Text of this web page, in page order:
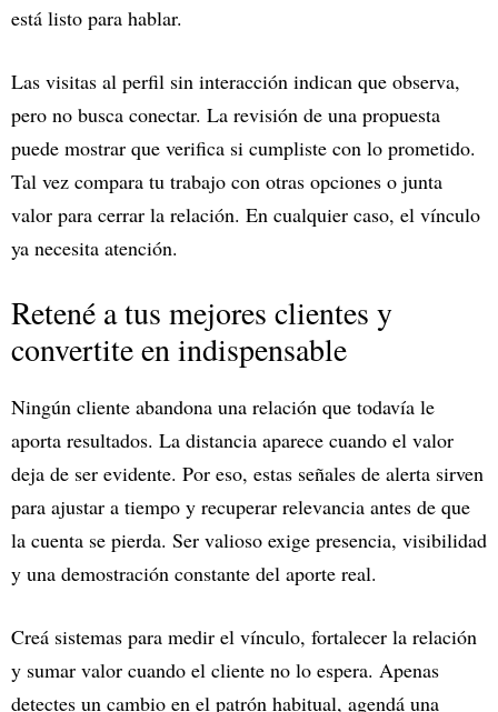
está listo para hablar.
Las visitas al perfil sin interacción indican que observa,
pero no busca conectar. La revisión de una propuesta
puede mostrar que verifica si cumpliste con lo prometido.
Tal vez compara tu trabajo con otras opciones o junta
valor para cerrar la relación. En cualquier caso, el vínculo
ya necesita atención.
Retené a tus mejores clientes y
convertite en indispensable
Ningún cliente abandona una relación que todavía le
aporta resultados. La distancia aparece cuando el valor
deja de ser evidente. Por eso, estas señales de alerta sirven
para ajustar a tiempo y recuperar relevancia antes de que
la cuenta se pierda. Ser valioso exige presencia, visibilidad
y una demostración constante del aporte real.
Creá sistemas para medir el vínculo, fortalecer la relación
y sumar valor cuando el cliente no lo espera. Apenas
detectes un cambio en el patrón habitual, agendá una